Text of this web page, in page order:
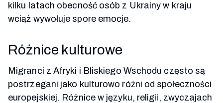
kilku latach obecność osób z Ukrainy w kraju
wciąż wywołuje spore emocje.
Różnice kulturowe
Migranci z Afryki i Bliskiego Wschodu często są
postrzegani jako kulturowo różni od społeczności
europejskiej. Różnice w języku, religii, zwyczajach